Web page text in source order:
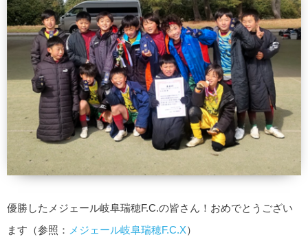
優勝したメジェール岐阜瑞穂F.C.の皆さん！おめでとうござい
ます（参照： メジェール岐阜瑞穂F.C.X）